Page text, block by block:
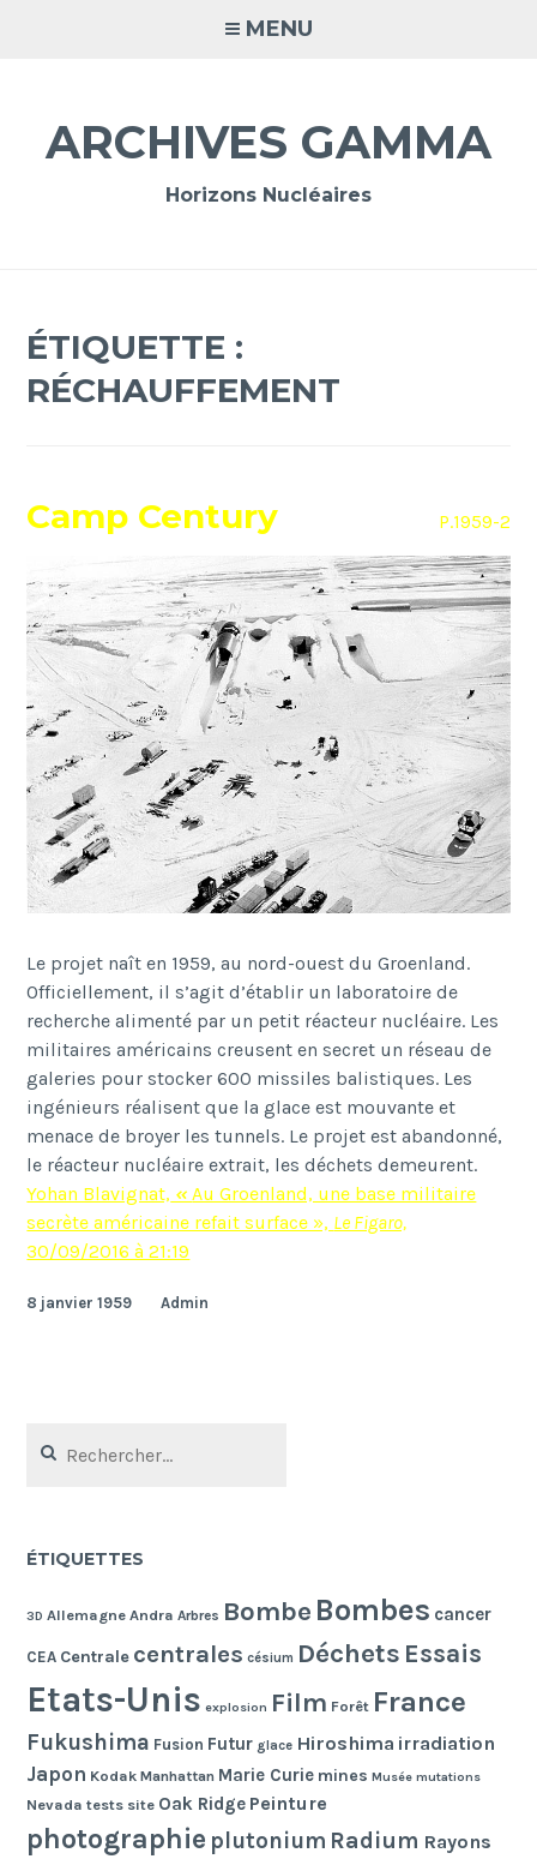
MENU
ARCHIVES GAMMA
Horizons Nucléaires
ÉTIQUETTE :
RÉCHAUFFEMENT
Camp Century P.1959-2
Le projet naît en 1959, au nord-ouest du Groenland.
Officiellement, il s’agit d’établir un laboratoire de
recherche alimenté par un petit réacteur nucléaire. Les
militaires américains creusent en secret un réseau de
galeries pour stocker 600 missiles balistiques. Les
ingénieurs réalisent que la glace est mouvante et
menace de broyer les tunnels. Le projet est abandonné,
le réacteur nucléaire extrait, les déchets demeurent.
Yohan Blavignat, «Au Groenland, une base militaire
secrète américaine refait surface », Le Figaro,
30/09/2016 à 21:19
8 janvier 1959 Admin
ÉTIQUETTES
3D Allemagne Andra Arbres Bombe Bombes cancer
CEA Centrale centrales césium Déchets Essais
Etats-Unis explosion Film Forêt France
Fukushima Fusion Futur glace Hiroshima irradiation
Japon Kodak Manhattan Marie Curie mines Musée mutations
Nevada tests site Oak Ridge Peinture
photographie plutonium Radium Rayons